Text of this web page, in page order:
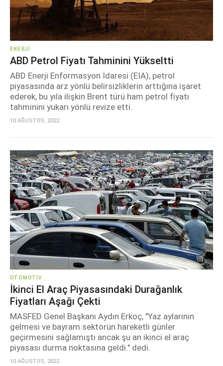
ENERJI
ABD Petrol Fiyatı Tahminini Yükseltti
ABD Enerji Enformasyon İdaresi (EIA), petrol
piyasasında arz yönlü belirsizliklerin arttığına işaret
ederek, bu yıla ilişkin Brent türü ham petrol fiyatı
tahminini yukarı yönlü revize etti.
10 AĞUSTOS, 2022
OTOMOTIV
İkinci El Araç Piyasasındaki Durağanlık
Fiyatları Aşağı Çekti
MASFED Genel Başkanı Aydın Erkoç, "Yaz aylarının
gelmesi ve bayram sektörün hareketli günler
geçirmesini sağlamıştı ancak şu an ikinci el araç
piyasası durma noktasına geldi." dedi.
10 AĞUSTOS, 2022